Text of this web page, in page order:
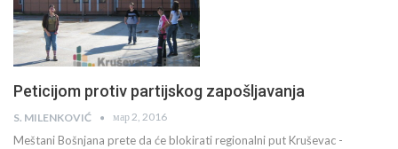
Peticijom protiv partijskog zapošljavanja
S. MILENKOVIĆ мар 2, 2016
Meštani Bošnjana prete da će blokirati regionalni put Kruševac -